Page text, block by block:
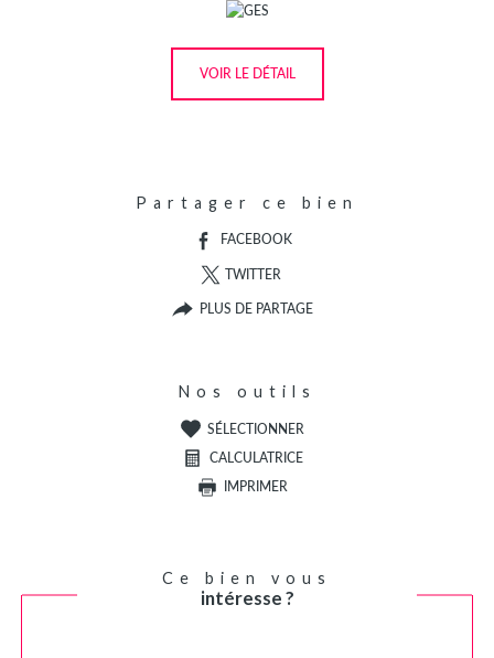
VOIR LE DÉTAIL
Partager ce bien
FACEBOOK
TWITTER
PLUS DE PARTAGE
Nos outils
SÉLECTIONNER
CALCULATRICE
IMPRIMER
Ce bien vous
intéresse ?